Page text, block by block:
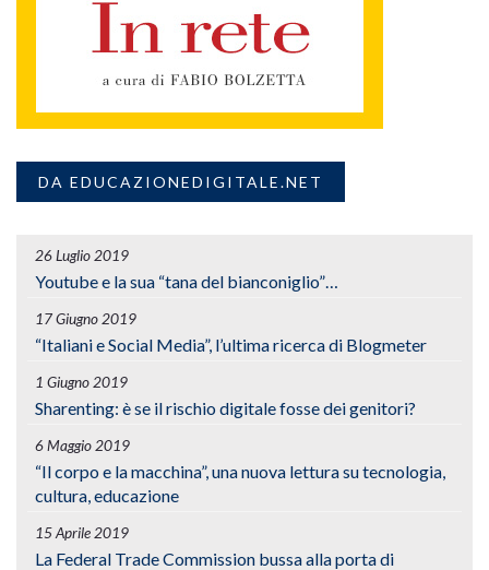
DA EDUCAZIONEDIGITALE.NET
26 Luglio 2019
Youtube e la sua “tana del bianconiglio”…
17 Giugno 2019
“Italiani e Social Media”, l’ultima ricerca di Blogmeter
1 Giugno 2019
Sharenting: è se il rischio digitale fosse dei genitori?
6 Maggio 2019
“Il corpo e la macchina”, una nuova lettura su tecnologia,
cultura, educazione
15 Aprile 2019
La Federal Trade Commission bussa alla porta di